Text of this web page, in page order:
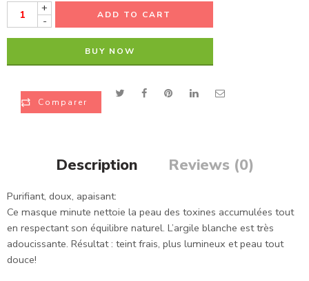
+
-
ADD TO CART
BUY NOW
Comparer
Description Reviews (0)
Purifiant, doux, apaisant:
Ce masque minute nettoie la peau des toxines accumulées tout
en respectant son équilibre naturel. L’argile blanche est très
adoucissante. Résultat : teint frais, plus lumineux et peau tout
douce!